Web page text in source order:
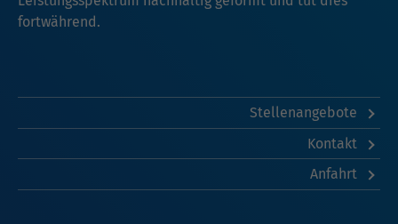
fortwährend.
Stellenangebote
Kontakt
Anfahrt